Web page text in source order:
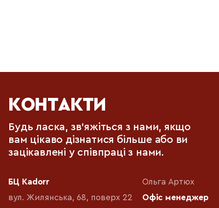
КОНТАКТИ
Будь ласка, зв'яжіться з нами, якщо
вам цікаво дізнатися більше або ви
зацікавлені у співпраці з нами.
БЦ Kadorr
вул. Жилянська, 68, поверх 22
Ольга Артюх
Офіс менеджер